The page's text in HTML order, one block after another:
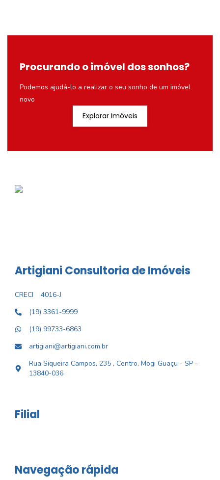
Procurando o imóvel dos sonhos?
Podemos ajudá-lo a realizar o seu sonho de um imóvel
novo
Explorar Imóveis
Artigiani Consultoria de Imóveis
CRECI
4016-J
(19) 3361-9999
(19) 99733-6863
artigiani@artigiani.com.br
Rua Siqueira Campos, 235 , Centro, Mogi Guaçu - SP -
13840-036
Filial
Navegação rápida